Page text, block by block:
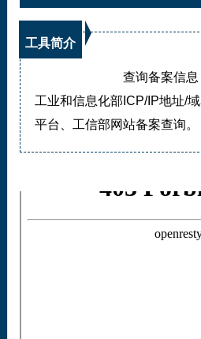
工具简介
查询备案信息
工业和信息化部ICP/IP地址/
平台、工信部网站备案查询。